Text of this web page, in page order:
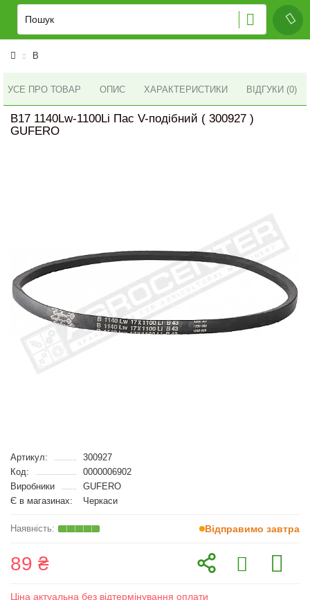
B
УСЕ ПРО ТОВАР ОПИС ХАРАКТЕРИСТИКИ ВІДГУКИ (0)
B17 1140Lw-1100Li Пас V-подібний ( 300927 )
GUFERO
Артикул:
300927
Код:
0000006902
Виробники
GUFERO
Є в магазинах:
Черкаси
Відправимо завтра
89 ₴
Ціна актуальна без відтермінування оплати